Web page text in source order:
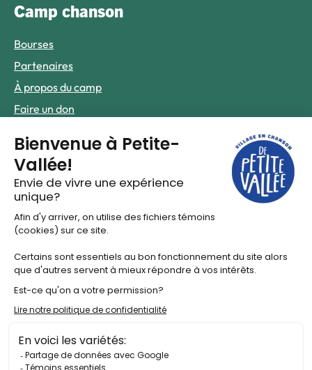
Camp chanson
Bourses
Partenaires
À propos du camp
Faire un don
Infos pratiques
Foire aux questions
Nous joindre
Le hub de contenus
Actualités